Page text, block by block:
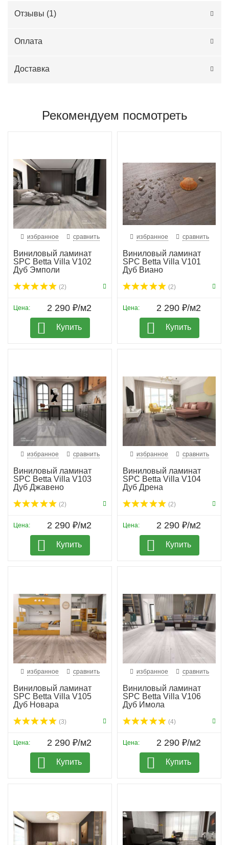
Отзывы (1)
Оплата
Доставка
Рекомендуем посмотреть
избранное сравнить
Виниловый ламинат
SPC Betta Villa V102
Дуб Эмполи
(2)
Цена: 2 290 ₽/м2
Купить
избранное сравнить
Виниловый ламинат
SPC Betta Villa V101
Дуб Виано
(2)
Цена: 2 290 ₽/м2
Купить
избранное сравнить
Виниловый ламинат
SPC Betta Villa V103
Дуб Джавено
(2)
Цена: 2 290 ₽/м2
Купить
избранное сравнить
Виниловый ламинат
SPC Betta Villa V104
Дуб Дрена
(2)
Цена: 2 290 ₽/м2
Купить
избранное сравнить
Виниловый ламинат
SPC Betta Villa V105
Дуб Новара
(3)
Цена: 2 290 ₽/м2
Купить
избранное сравнить
Виниловый ламинат
SPC Betta Villa V106
Дуб Имола
(4)
Цена: 2 290 ₽/м2
Купить